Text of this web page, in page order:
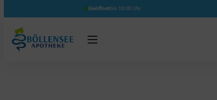
Geöffnetbis 18:00 Uhr